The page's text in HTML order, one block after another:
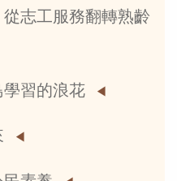
志工服務翻轉熟齡
學習的浪花